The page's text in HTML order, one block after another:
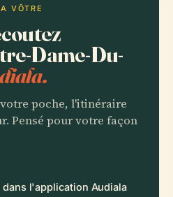
VÔTRE
Dame-Du-
poche, l'itinéraire
Pensé pour votre façon
dans l'application Audiala